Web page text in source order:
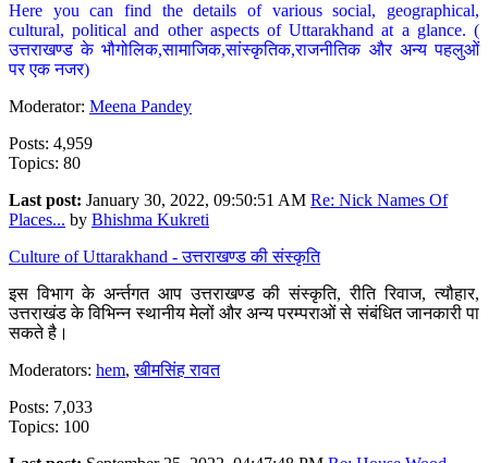
Here you can find the details of various social, geographical,
cultural, political and other aspects of Uttarakhand at a glance. (
उत्तराखण्ड के भौगोलिक,सामाजिक,सांस्कृतिक,राजनीतिक और अन्य पहलुओं
पर एक नजर)
Moderator: Meena Pandey
Posts: 4,959
Topics: 80
Last post: January 30, 2022, 09:50:51 AM Re: Nick Names Of
Places... by Bhishma Kukreti
Culture of Uttarakhand - उत्तराखण्ड की संस्कृति
इस विभाग के अर्न्तगत आप उत्तराखण्ड की संस्कृति, रीति रिवाज, त्यौहार,
उत्तराखंड के विभिन्न स्थानीय मेलों और अन्य परम्पराओं से संबंधित जानकारी पा
सकते है।
Moderators: hem,खीमसिंह रावत
Posts: 7,033
Topics: 100